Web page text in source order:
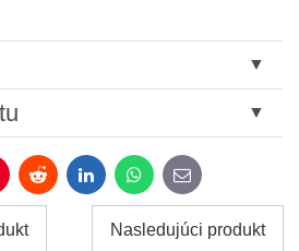
Reddit LinkedInWhatsApp
E-
mail
Nasledujúci produkt